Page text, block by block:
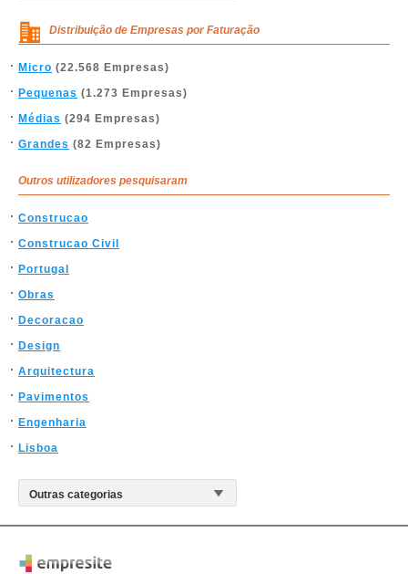
Distribuição de Empresas por Faturação
Micro (22.568 Empresas)
Pequenas (1.273 Empresas)
Médias (294 Empresas)
Grandes (82 Empresas)
Outros utilizadores pesquisaram
Construcao
Construcao Civil
Portugal
Obras
Decoracao
Design
Arquitectura
Pavimentos
Engenharia
Lisboa